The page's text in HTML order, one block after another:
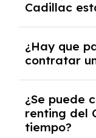
casos,
acordado.
Cadillac
con el seguro
incluido
¿Hay que
contratar
tendrás que
salvo en
debido al
¿Se puede
renting del
tiempo?